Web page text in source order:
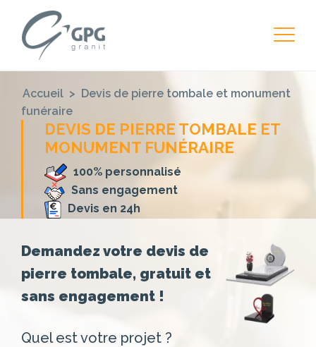
Accueil > Devis de pierre tombale et monument
funéraire
DEVIS DE PIERRE TOMBALE ET
MONUMENT FUNÉRAIRE
100% personnalisé
Sans engagement
Devis en 24h
Demandez votre devis de
pierre tombale, gratuit et
sans engagement !
Quel est votre projet ?